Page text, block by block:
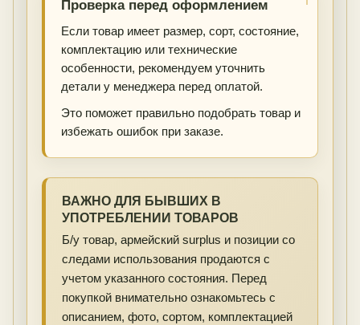
Проверка перед оформлением
Если товар имеет размер, сорт, состояние,
комплектацию или технические
особенности, рекомендуем уточнить
детали у менеджера перед оплатой.
Это поможет правильно подобрать товар и
избежать ошибок при заказе.
ВАЖНО ДЛЯ БЫВШИХ В
УПОТРЕБЛЕНИИ ТОВАРОВ
Б/у товар, армейский surplus и позиции со
следами использования продаются с
учетом указанного состояния. Перед
покупкой внимательно ознакомьтесь с
описанием, фото, сортом, комплектацией